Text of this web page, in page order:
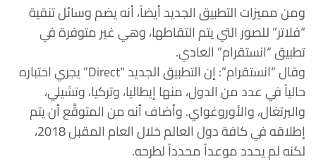
ومن مميزات التطبيق الجديد أيضاً، أنه يضم وسائل تنقية
“فلاتر” للصور التي يتم التقاطها، وهي غير متوفرة في
تطبيق “انستقرام” العادي.
وقال “انستقرام”: إن التطبيق الجديد “Direct” يجري اختباره
حالياً في عدد من الدول، منها إيطاليا، وتركيا، وتشيلي،
والبرتغال، والأوروغواي. وأضاف أنه من المتوقَّع أن يتم
إطلاقه في كافة دول العالم خلال العام المقبل 2018،
لكنه لم يحدد موعداً محدداً لطرحه.